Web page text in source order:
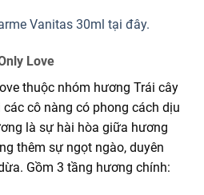
Vanitas 30ml tại đây.
Love
thuộc nhóm hương Trái cây
cô nàng có phong cách dịu
là sự hài hòa giữa hương
thêm sự ngọt ngào, duyên
Gồm 3 tầng hương chính: